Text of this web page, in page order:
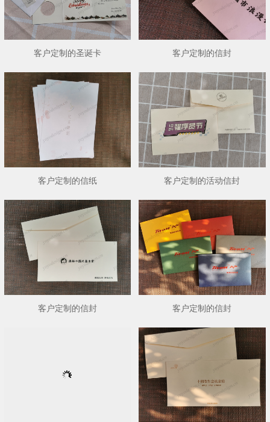
客户定制的圣诞卡 客户定制的信封
客户定制的信纸 客户定制的活动信封
客户定制的信封 客户定制的信封